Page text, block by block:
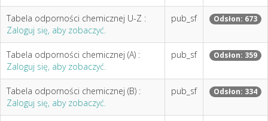
Tabela odporności chemicznej U-Z :
Zaloguj się, aby zobaczyć.
pub_sf Odsłon: 673
Tabela odporności chemicznej (A) :
Zaloguj się, aby zobaczyć.
pub_sf Odsłon: 359
Tabela odporności chemicznej (B) :
Zaloguj się, aby zobaczyć.
pub_sf Odsłon: 334